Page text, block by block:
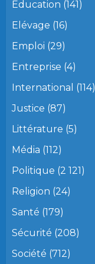
Education (141)
Elévage (16)
Emploi (29)
Entreprise (4)
International (114)
Justice (87)
Littérature (5)
Média (112)
Politique (2 121)
Religion (24)
Santé (179)
Sécurité (208)
Société (712)